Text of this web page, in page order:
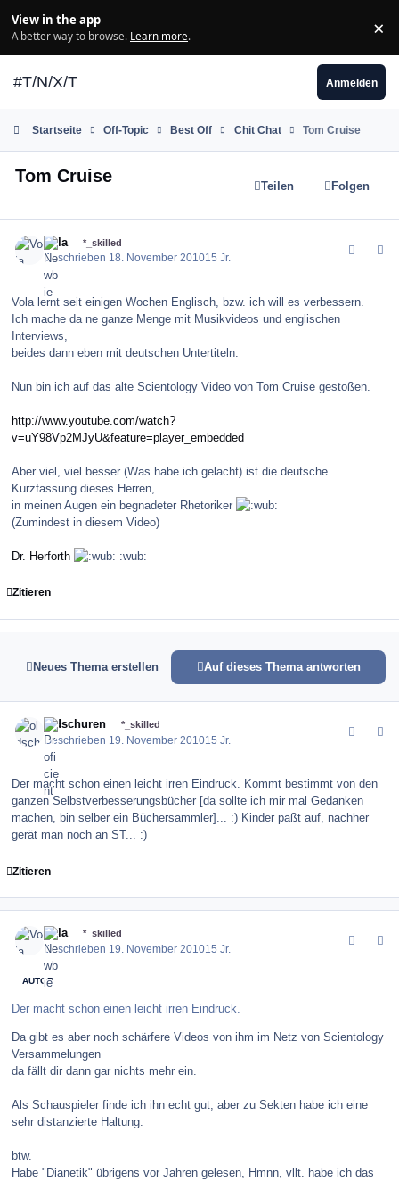
View in the app
A better way to browse. Learn more. ×
#T/N/X/T Anmelden
Startseite Off-Topic Best Off Chit Chat Tom Cruise
Tom Cruise Teilen Folgen
Vola *_skilled
Geschrieben 18. November 201015 Jr.
Vola lernt seit einigen Wochen Englisch, bzw. ich will es verbessern.
Ich mache da ne ganze Menge mit Musikvideos und englischen
Interviews,
beides dann eben mit deutschen Untertiteln.
Nun bin ich auf das alte Scientology Video von Tom Cruise gestoßen.
http://www.youtube.com/watch?
v=uY98Vp2MJyU&feature=player_embedded
Aber viel, viel besser (Was habe ich gelacht) ist die deutsche
Kurzfassung dieses Herren,
in meinen Augen ein begnadeter Rhetoriker
(Zumindest in diesem Video)
Dr. Herforth :wub:
Zitieren
Neues Thema erstellen Auf dieses Thema antworten
oldschuren *_skilled
Geschrieben 19. November 201015 Jr.
Der macht schon einen leicht irren Eindruck. Kommt bestimmt von den
ganzen Selbstverbesserungsbücher [da sollte ich mir mal Gedanken
machen, bin selber ein Büchersammler]... :) Kinder paßt auf, nachher
gerät man noch an ST... :)
Zitieren
Vola *_skilled
Geschrieben 19. November 201015 Jr.
AUTOR
Der macht schon einen leicht irren Eindruck.
Da gibt es aber noch schärfere Videos von ihm im Netz von Scientology
Versammelungen
da fällt dir dann gar nichts mehr ein.
Als Schauspieler finde ich ihn echt gut, aber zu Sekten habe ich eine
sehr distanzierte Haltung.
btw.
Habe "Dianetik" übrigens vor Jahren gelesen, Hmnn, vllt. habe ich das